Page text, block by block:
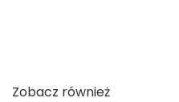
Zobacz również